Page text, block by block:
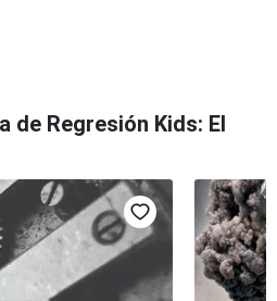
de Regresión Kids: El